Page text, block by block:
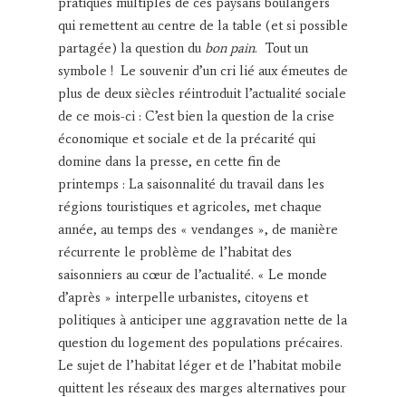
qui remettent au centre de la table (et si possible
partagée) la question du bon pain. Tout un
symbole ! Le souvenir d’un cri lié aux émeutes de
plus de deux siècles réintroduit l’actualité sociale
de ce mois-ci : C’est bien la question de la crise
économique et sociale et de la précarité qui
domine dans la presse, en cette fin de
printemps : La saisonnalité du travail dans les
régions touristiques et agricoles, met chaque
année, au temps des « vendanges », de manière
récurrente le problème de l’habitat des
saisonniers au cœur de l’actualité. « Le monde
d’après » interpelle urbanistes, citoyens et
politiques à anticiper une aggravation nette de la
question du logement des populations précaires.
Le sujet de l’habitat léger et de l’habitat mobile
quittent les réseaux des marges alternatives pour